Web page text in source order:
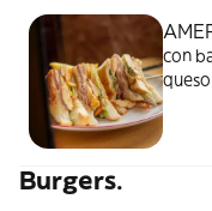
con
Burgers.